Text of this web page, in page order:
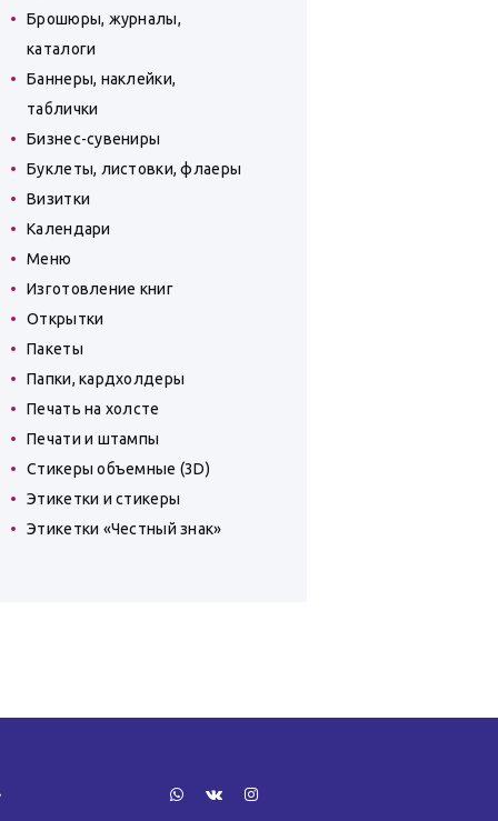
Брошюры, журналы,
каталоги
Баннеры, наклейки,
таблички
Бизнес-сувениры
Буклеты, листовки, флаеры
Визитки
Календари
Меню
Изготовление книг
Открытки
Пакеты
Папки, кардхолдеры
Печать на холсте
Печати и штампы
Стикеры объемные (3D)
Этикетки и стикеры
Этикетки «Честный знак»